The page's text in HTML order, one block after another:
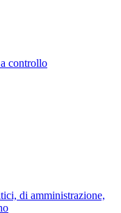
controllo
di amministrazione,